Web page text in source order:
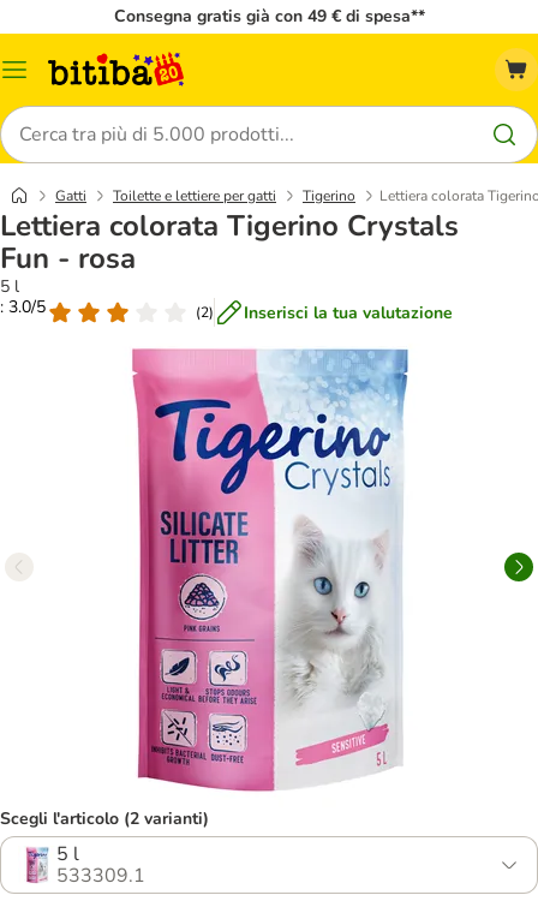
Consegna gratis già con 49 € di spesa**
Overview
Cerca
Gatti Toilette e lettiere per gatti Tigerino Lettiera colorata
Lettiera colorata Tigerino Crystals
Fun - rosa
5 l
: 3.0/5
(2) Inserisci la tua valutazione
Scegli l'articolo (2 varianti)
5 l
533309.1